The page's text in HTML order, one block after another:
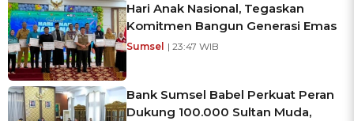
Hari Anak Nasional, Tegaskan
Komitmen Bangun Generasi Emas
Sumsel | 23:47 WIB
Bank Sumsel Babel Perkuat Peran
Dukung 100.000 Sultan Muda,